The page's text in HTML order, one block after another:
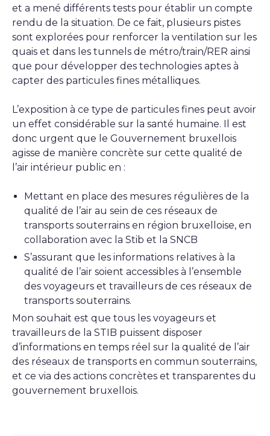
et a mené différents tests pour établir un compte
rendu de la situation. De ce fait, plusieurs pistes
sont explorées pour renforcer la ventilation sur les
quais et dans les tunnels de métro/train/RER ainsi
que pour développer des technologies aptes à
capter des particules fines métalliques.
L’exposition à ce type de particules fines peut avoir
un effet considérable sur la santé humaine. Il est
donc urgent que le Gouvernement bruxellois
agisse de manière concrète sur cette qualité de
l’air intérieur public en :
Mettant en place des mesures régulières de la
qualité de l’air au sein de ces réseaux de
transports souterrains en région bruxelloise, en
collaboration avec la Stib et la SNCB
S’assurant que les informations relatives à la
qualité de l’air soient accessibles à l’ensemble
des voyageurs et travailleurs de ces réseaux de
transports souterrains.
Mon souhait est que tous les voyageurs et
travailleurs de la STIB puissent disposer
d’informations en temps réel sur la qualité de l’air
des réseaux de transports en commun souterrains,
et ce via des actions concrètes et transparentes du
gouvernement bruxellois.